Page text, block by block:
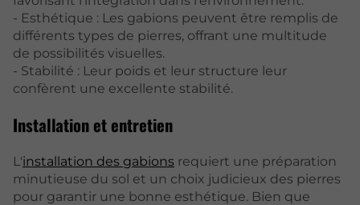
- Esthétique : Les gabions peuvent être remplis de
différents types de pierres, offrant une multitude
de possibilités visuelles.
- Stabilité : Leur poids et leur structure leur
confèrent une excellente stabilité.
Installation et entretien
L'installation des gabions requiert une préparation
minutieuse du sol et un choix judicieux des pierres
pour garantir une bonne esthétique. Bien que